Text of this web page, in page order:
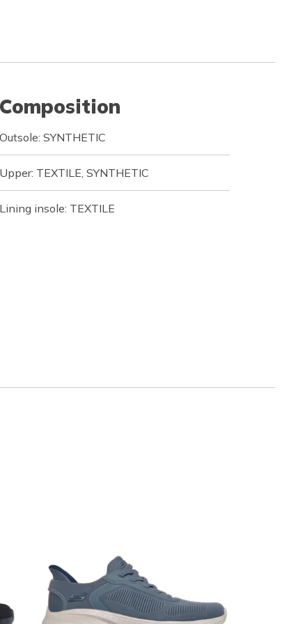
Composition
Outsole: SYNTHETIC
Upper: TEXTILE, SYNTHETIC
Lining insole: TEXTILE